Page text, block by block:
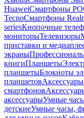
HuaweiСмартфоны
TecnoСмартфоны
seriesКнопочные
мониторыТелевизоры
приставки и
экраны
книгиПланшеты
планшетыБлокноты
планшетов
смартфонов
аксессуарыУмные
детскиеУмные часы,